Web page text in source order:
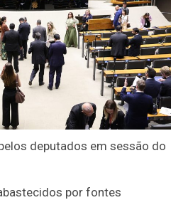
deputados em sessão do
por fontes